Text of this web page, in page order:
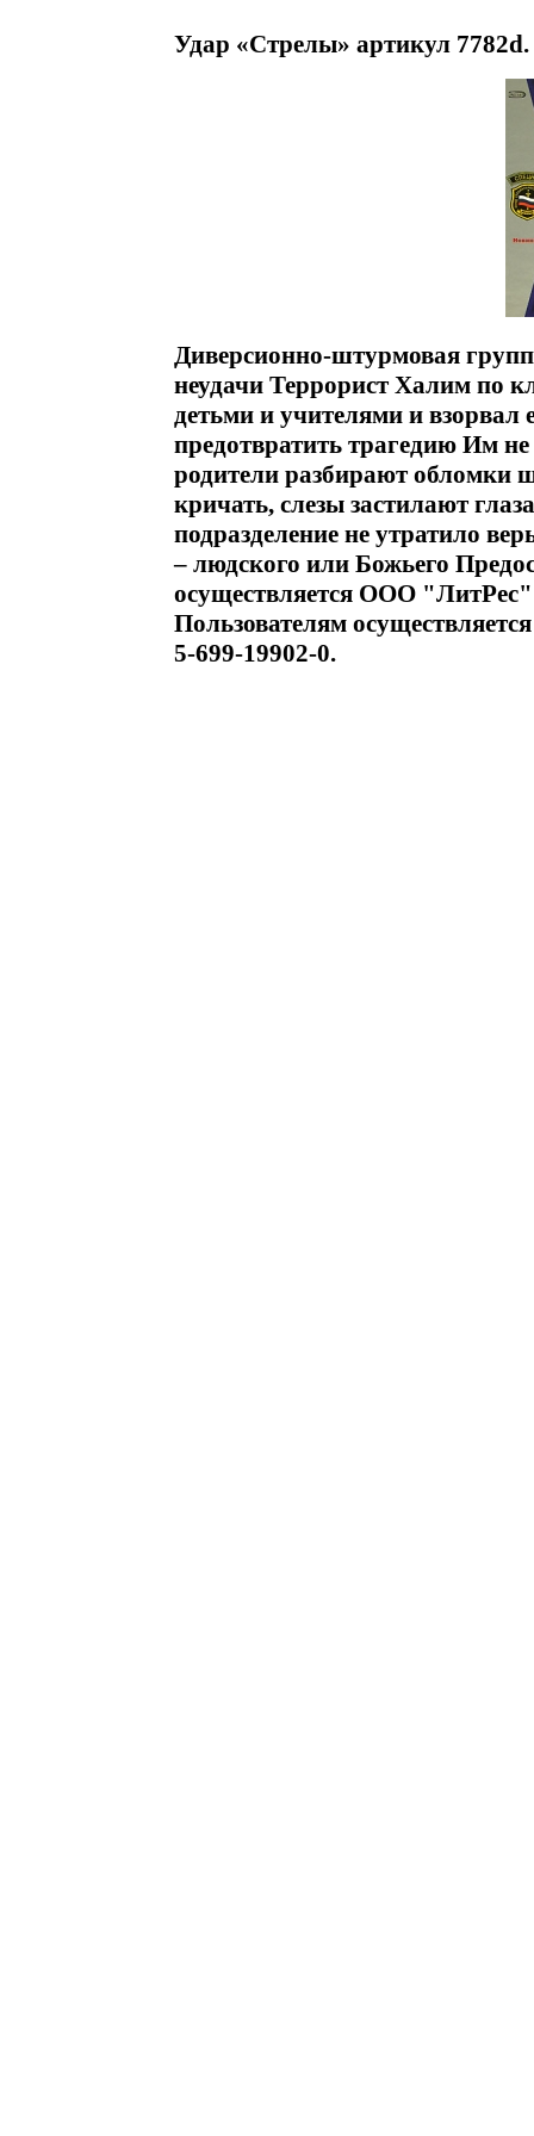
Удар «Стрелы» артикул 7782d.
Диверсионно-штурмовая
неудачи Террорист Халим по
детьми и учителями и взорвал
предотвратить трагедию Им
родители разбирают обломки
кричать, слезы застилают
подразделение не утратило
– людского или Божьего
осуществляется ООО "ЛитРес"
Пользователям
5-699-19902-0.